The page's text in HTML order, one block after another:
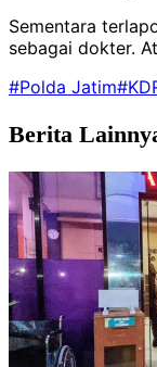
Sementara
sebagai dokter.
#Polda Jatim
Berita